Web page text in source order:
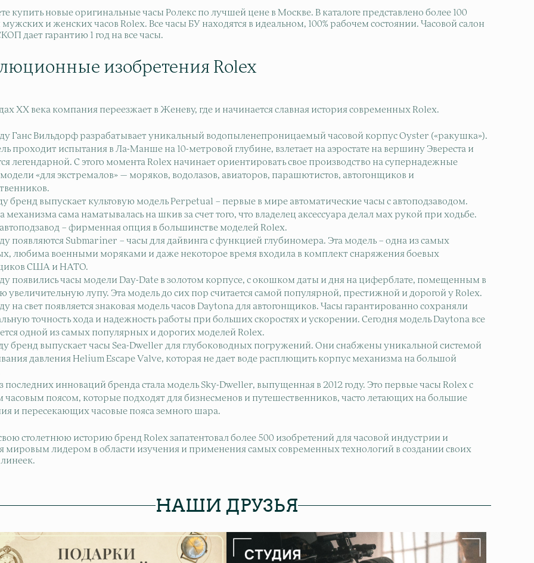
купить новые оригинальные часы Ролекс по лучшей цене в Москве. В каталоге представлено более 100
и женских часов Rolex. Все часы БУ находятся в идеальном, 100% рабочем состоянии. Часовой салон
дает гарантию 1 год на все часы.
изобретения Rolex
ХХ века компания переезжает в Женеву, где и начинается славная история современных Rolex.
Ганс Вильдорф разрабатывает уникальный водопыленепроницаемый часовой корпус Oyster («ракушка»).
проходит испытания в Ла-Манше на 10-метровой глубине, взлетает на аэростате на вершину Эвереста и
легендарной. С этого момента Rolex начинает ориентировать свое производство на супернадежные
«для экстремалов» — моряков, водолазов, авиаторов, парашютистов, автогонщиков и
бренд выпускает культовую модель Perpetual – первые в мире автоматические часы с автоподзаводом.
сама наматывалась на шкив за счет того, что владелец аксессуара делал мах рукой при ходьбе.
– фирменная опция в большинстве моделей Rolex.
появляются Submariner – часы для дайвинга с функцией глубиномера. Эта модель – одна из самых
любима военными моряками и даже некоторое время входила в комплект снаряжения боевых
США и НАТО.
появились часы модели Day-Date в золотом корпусе, с окошком даты и дня на циферблате, помещенным в
увеличительную лупу. Эта модель до сих пор считается самой популярной, престижной и дорогой у Rolex.
на свет появляется знаковая модель часов Daytona для автогонщиков. Часы гарантированно сохраняли
точность хода и надежность работы при больших скоростях и ускорении. Сегодня модель Daytona все
одной из самых популярных и дорогих моделей Rolex.
бренд выпускает часы Sea-Dweller для глубоководных погружений. Они снабжены уникальной системой
давления Helium Escape Valve, которая не дает воде расплющить корпус механизма на большой
последних инноваций бренда стала модель Sky-Dweller, выпущенная в 2012 году. Это первые часы Rolex с
поясом, которые подходят для бизнесменов и путешественников, часто летающих на большие
и пересекающих часовые пояса земного шара.
свою столетнюю историю бренд Rolex запатентовал более 500 изобретений для часовой индустрии и
мировым лидером в области изучения и применения самых современных технологий в создании своих
НАШИ ДРУЗЬЯ